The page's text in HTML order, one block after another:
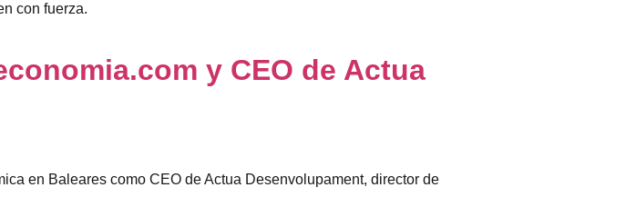
con fuerza.
y CEO de Actua
en Baleares como CEO de Actua Desenvolupament, director de